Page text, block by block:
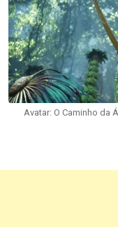
Avatar: O Caminho da